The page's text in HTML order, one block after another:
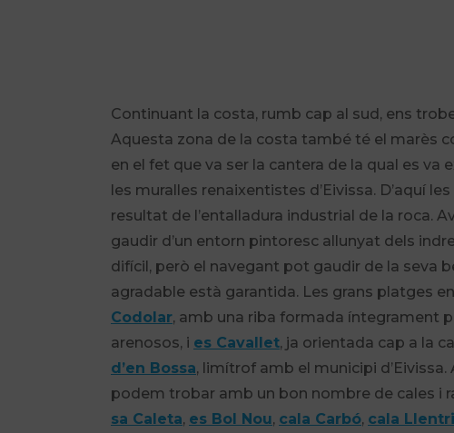
Continuant la costa, rumb cap al sud, ens
Aquesta zona de la costa també té el marès
en el fet que va ser la cantera de la qual es
les muralles renaixentistes d’Eivissa. D’aquí
resultat de l’entalladura industrial de la roca.
gaudir d’un entorn pintoresc allunyat dels
difícil, però el navegant pot gaudir de la seva
agradable està garantida. Les grans platges
Codolar, amb una riba formada íntegrament
arenosos, i es Cavallet, ja orientada cap a la
d’en Bossa, limítrof amb el municipi
podem trobar amb un bon nombre de cales i
sa Caleta, es Bol Nou, cala Carbó, cala